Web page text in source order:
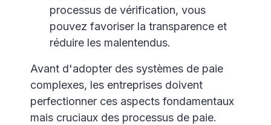
processus de vérification, vous
pouvez favoriser la transparence et
réduire les malentendus.
Avant d'adopter des systèmes de paie
complexes, les entreprises doivent
perfectionner ces aspects fondamentaux
mais cruciaux des processus de paie.